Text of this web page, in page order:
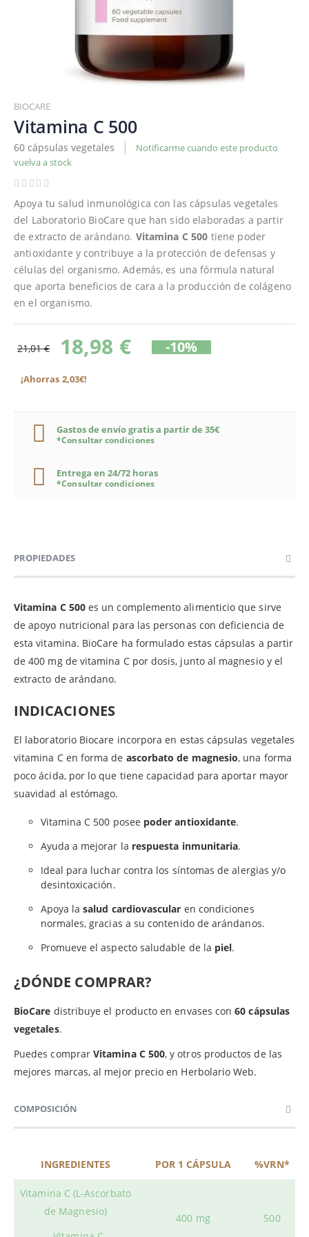
al
comienzo
de
la
galería
de
BIOCARE
Vitamina C 500
60 cápsulas vegetales
Notificarme cuando este producto
vuelva a stock
Apoya tu salud inmunológica con las cápsulas vegetales
del Laboratorio BioCare que han sido elaboradas a partir
de extracto de arándano. Vitamina C 500 tiene poder
antioxidante y contribuye a la protección de defensas y
células del organismo. Además, es una fórmula natural
que aporta beneficios de cara a la producción de colágeno
en el organismo.
21,01 € 18,98 € -10%
¡Ahorras 2,03€!
Gastos de envío gratis a partir de 35€
*Consultar condiciones
Entrega en 24/72 horas
*Consultar condiciones
PROPIEDADES
Vitamina C 500es un complemento alimenticio que sirve
de apoyo nutricional para las personas con deficiencia de
esta vitamina. BioCare ha formulado estas cápsulas a partir
de 400 mg de vitamina C por dosis, junto al magnesio y el
extracto de arándano.
INDICACIONES
El laboratorio Biocare incorpora en estas cápsulas vegetales
vitamina C en forma de ascorbato de magnesio, una forma
poco ácida, por lo que tiene capacidad para aportar mayor
suavidad al estómago.
Vitamina C 500 posee poder antioxidante.
Ayuda a mejorar la respuesta inmunitaria.
Ideal para luchar contra los síntomas de alergias y/o
desintoxicación.
Apoya lasalud cardiovascular en condiciones
normales, gracias a su contenido de arándanos.
Promueve el aspecto saludable de la piel.
¿DÓNDE COMPRAR?
BioCare distribuye el producto en envases con60 cápsulas
vegetales.
Puedes comprarVitamina C 500, y otros productos de las
mejores marcas, al mejor precio en Herbolario Web.
COMPOSICIÓN
INGREDIENTES POR 1 CÁPSULA %VRN*
Vitamina C (L-Ascorbato
de Magnesio)
400 mg
500